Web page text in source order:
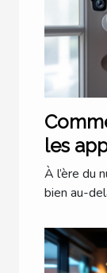
les
À l’ère du
bien au-